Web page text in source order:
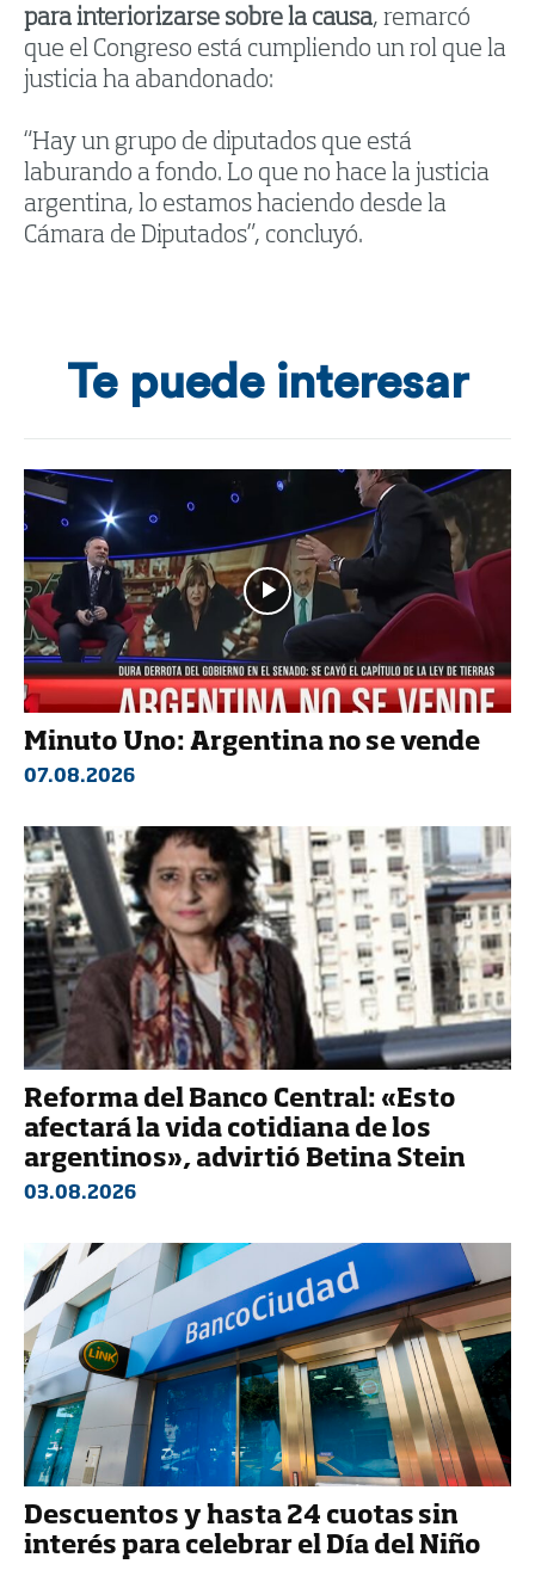
para interiorizarse sobre la causa, remarcó
que el Congreso está cumpliendo un rol que la
justicia ha abandonado:
“Hay un grupo de diputados que está
laburando a fondo. Lo que no hace la justicia
argentina, lo estamos haciendo desde la
Cámara de Diputados”, concluyó.
Te puede interesar
Minuto Uno: Argentina no se vende
07.08.2026
Reforma del Banco Central: «Esto
afectará la vida cotidiana de los
argentinos», advirtió Betina Stein
03.08.2026
Descuentos y hasta 24 cuotas sin
interés para celebrar el Día del Niño